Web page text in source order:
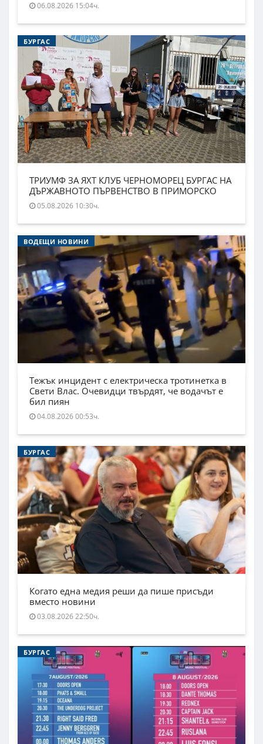
06.08.2026 15:04ч.
БУРГАС
ТРИУМФ ЗА ЯХТ КЛУБ ЧЕРНОМОРЕЦ БУРГАС НА
ДЪРЖАВНОТО ПЪРВЕНСТВО В ПРИМОРСКО
05.08.2026 10:30ч.
ВОДЕЩИ НОВИНИ
Тежък инцидент с електрическа тротинетка в
Свети Влас. Очевидци твърдят, че водачът е
бил пиян
04.08.2026 00:53ч.
БУРГАС
Когато една медия реши да пише присъди
вместо новини
03.08.2026 22:50ч.
БУРГАС